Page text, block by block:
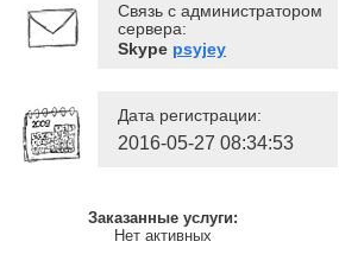
Связь с администратором
сервера:
Skype psyjey
Дата регистрации:
2016-05-27 08:34:53
Заказанные услуги:
Нет активных